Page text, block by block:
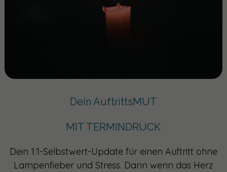
Dein AuftrittsMUT
MIT TERMINDRUCK
Dein 1:1-Selbstwert-Update für einen Auftritt ohne
Lampenfieber und Stress. Dann wenn das Herz